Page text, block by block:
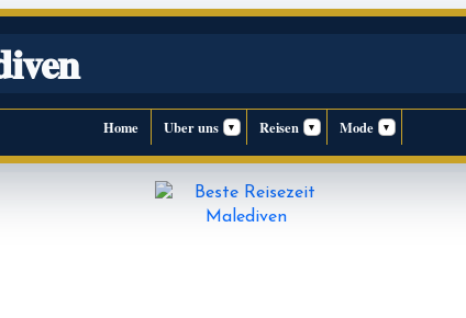
Home Uber uns ▾ Reisen ▾ Mode ▾